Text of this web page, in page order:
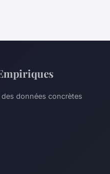
données concrètes